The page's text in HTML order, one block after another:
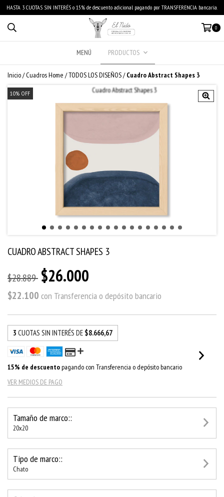
HASTA 3 CUOTAS SIN INTERÉS o 15% de descuento adicional pagando por TRANSFERENCIA bancaria.
0
MENÚ PRODUCTOS
Inicio/ Cuadros Home /TODOS LOS DISEÑOS/ Cuadro Abstract Shapes 3
10% OFF
CUADRO ABSTRACT SHAPES 3
$28.889 $26.000
$22.100 con Transferencia o depósito bancario
3 CUOTAS SIN INTERÉS DE $8.666,67
15% de descuentopagando con Transferencia o depósito bancario
VER MEDIOS DE PAGO
Tamaño de marco::
20x20
Tipo de marco::
Chato